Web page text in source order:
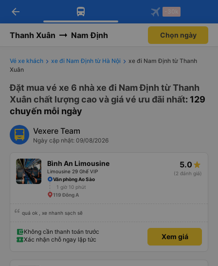
Tải app Vexere ngay!
Nhận ưu đãi thành viên độc
Mở app
Tải app Vexere
-30k/ghế khi đặt vé máy bay qua
Mở app
arrow_back -30k
Thanh Xuân Nam Định Chọn ngày
Vé xe khách xe đi Nam Định từ Hà Nội
xe đi Nam Định từ Thanh
Xuân
Đặt mua vé xe 6 nhà xe đi Nam Định từ Thanh
Xuân chất lượng cao và giá vé ưu đãi nhất: 129
chuyến mỗi ngày
Vexere Team
Ngày cập nhật: 09/08/2026
Bình An Limousine
Limousine 29 Ghế VIP
5.0
(2 đánh giá)
Văn phòng Ao Sào
1 giờ 10 phút
119 Đông A
quá ok , xe nhanh sạch sẽ
Không cần thanh toán trước
Xác nhận chỗ ngay lập tức
Xem giá